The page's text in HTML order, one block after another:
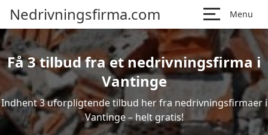
Nedrivningsfirma.com Menu
Få 3 tilbud fra et nedrivningsfirma i
Vantinge
Indhent 3 uforpligtende tilbud her fra nedrivningsfirmaer i
Vantinge – helt gratis!